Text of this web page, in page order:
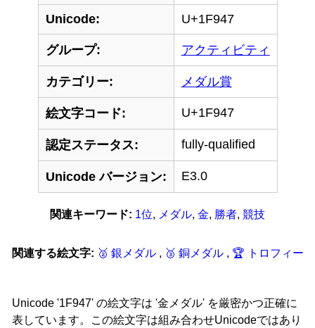
Unicode: U+1F947
グループ: アクティビティ
カテゴリー: メダル賞
絵文字コード: U+1F947
認定ステータス: fully-qualified
Unicode バージョン: E3.0
関連キーワード: 1位, メダル, 金, 勝者, 競技
関連する絵文字: 🥈 銀メダル , 🥉 銅メダル , 🏆 トロフィー
Unicode '1F947' の絵文字は '金メダル' を厳密かつ正確に
表しています。この絵文字は組み合わせUnicodeではあり